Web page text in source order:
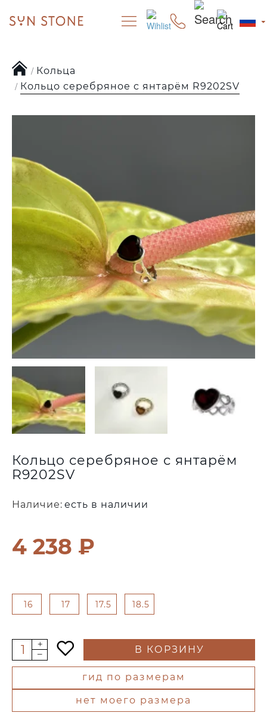
Кольца
Кольцо серебряное с янтарём R9202SV
Кольцо серебряное с янтарём
R9202SV
4 238 ₽
Наличие: есть в наличии
16 17 17.5 18.5
В КОРЗИНУ
гид по размерам
нет моего размера